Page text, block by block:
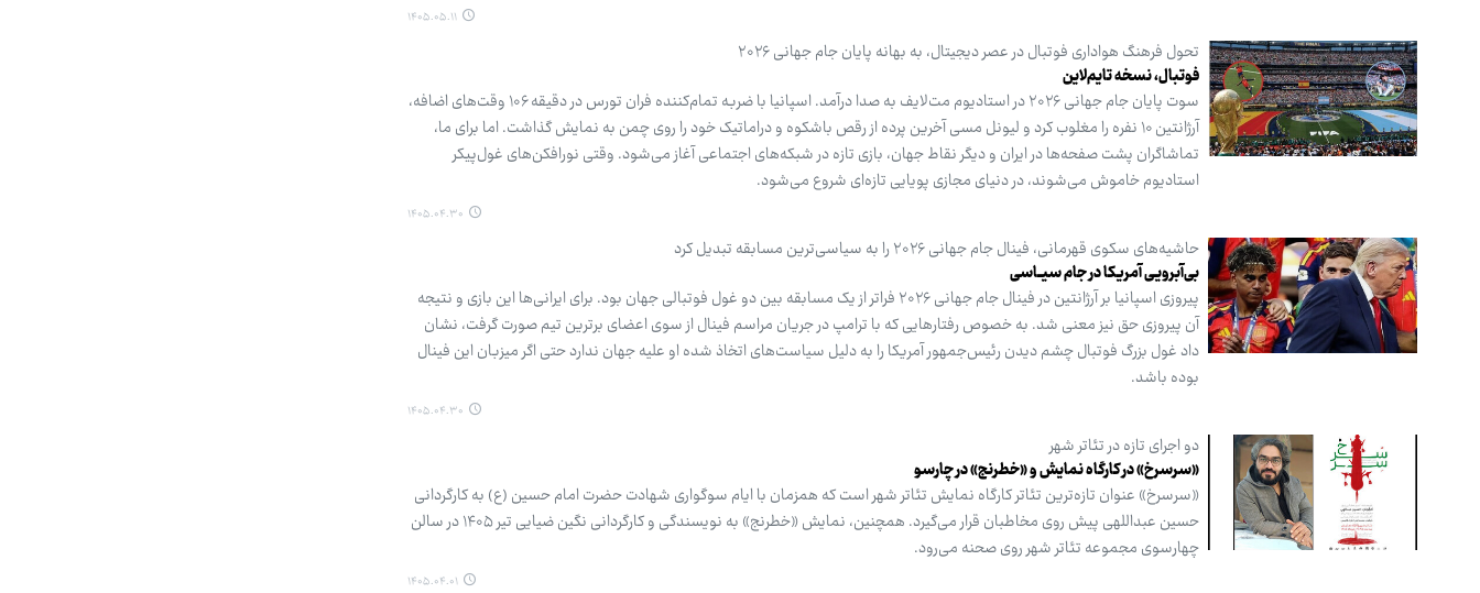
۱۴۰۵.۰۵.۱۱
تحول فرهنگ هواداری فوتبال در عصر دیجیتال، به بهانه پایان جام جهانی ۲۰۲۶
فوتبال، نسخه تایم‌لاین
سوت پایان جام جهانی ۲۰۲۶ در استادیوم مت‌لایف به صدا درآمد. اسپانیا با ضربه تمام‌کننده فران تورس در دقیقه ۱۰۶ وقت‌های اضافه،
آرژانتین ۱۰ نفره را مغلوب کرد و لیونل مسی آخرین پرده از رقص باشکوه و دراماتیک خود را روی چمن به نمایش گذاشت. اما برای ما،
تماشاگران پشت صفحه‌ها در ایران و دیگر نقاط جهان، بازی تازه در شبکه‌های اجتماعی آغاز می‌شود. وقتی نورافکن‌های غول‌پیکر
استادیوم خاموش می‌شوند، در دنیای مجازی پویایی تازه‌ای شروع می‌شود.
۱۴۰۵.۰۴.۳۰
حاشیه‌های سکوی قهرمانی، فینال جام جهانی ۲۰۲۶ را به سیاسی‌ترین مسابقه تبدیل کرد
بی‌آبرویـی آمریکا در جام سیــاسی
پیروزی اسپانیا بر آرژانتین در فینال جام جهانی ۲۰۲۶ فراتر از یک مسابقه بین دو غول فوتبالی جهان بود. برای ایرانی‌ها این بازی و نتیجه
آن پیروزی حق نیز معنی شد. به خصوص رفتارهایی که با ترامپ در جریان مراسم فینال از سوی اعضای برترین تیم صورت گرفت، نشان
داد غول بزرگ فوتبال چشم دیدن رئیس‌جمهور آمریکا را به دلیل سیاست‌های اتخاذ شده او علیه جهان ندارد حتی اگر میزبان این فینال
بوده باشد.
۱۴۰۵.۰۴.۳۰
دو اجرای تازه در تئاتر شهر
«سرسرخ» در کارگاه نمایش و «خطرنج» در چارسو
«سرسرخ» عنوان تازه‌ترین تئاتر کارگاه نمایش تئاتر شهر است که همزمان با ایام سوگواری شهادت حضرت امام حسین (ع) به کارگردانی
حسین عبداللهی پیش روی مخاطبان قرار می‌گیرد. همچنین، نمایش «خطرنج» به نویسندگی و کارگردانی نگین ضیایی تیر ۱۴۰۵ در سالن
چهارسوی مجموعه تئاتر شهر روی صحنه می‌رود.
۱۴۰۵.۰۴.۰۱